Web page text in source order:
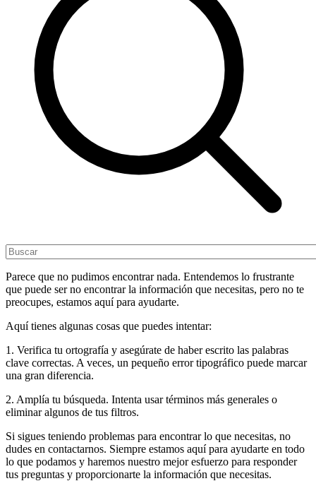
Parece que no pudimos encontrar nada. Entendemos lo frustrante
que puede ser no encontrar la información que necesitas, pero no te
preocupes, estamos aquí para ayudarte.
Aquí tienes algunas cosas que puedes intentar:
1. Verifica tu ortografía y asegúrate de haber escrito las palabras
clave correctas. A veces, un pequeño error tipográfico puede marcar
una gran diferencia.
2. Amplía tu búsqueda. Intenta usar términos más generales o
eliminar algunos de tus filtros.
Si sigues teniendo problemas para encontrar lo que necesitas, no
dudes en contactarnos. Siempre estamos aquí para ayudarte en todo
lo que podamos y haremos nuestro mejor esfuerzo para responder
tus preguntas y proporcionarte la información que necesitas.